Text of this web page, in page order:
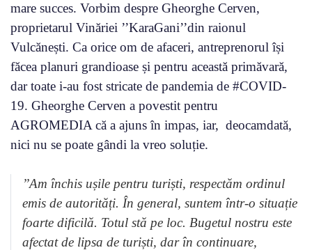
mare succes. Vorbim despre Gheorghe Cerven,
proprietarul Vinăriei ’’KaraGani’’din raionul
Vulcănești. Ca orice om de afaceri, antreprenorul își
făcea planuri grandioase și pentru această primăvară,
dar toate i-au fost stricate de pandemia de #COVID-
19. Gheorghe Cerven a povestit pentru
AGROMEDIA că a ajuns în impas, iar, deocamdată,
nici nu se poate gândi la vreo soluție.
’’Am închis ușile pentru turiști, respectăm ordinul
emis de autorități. În general, suntem într-o situație
foarte dificilă. Totul stă pe loc. Bugetul nostru este
afectat de lipsa de turiști, dar în continuare,